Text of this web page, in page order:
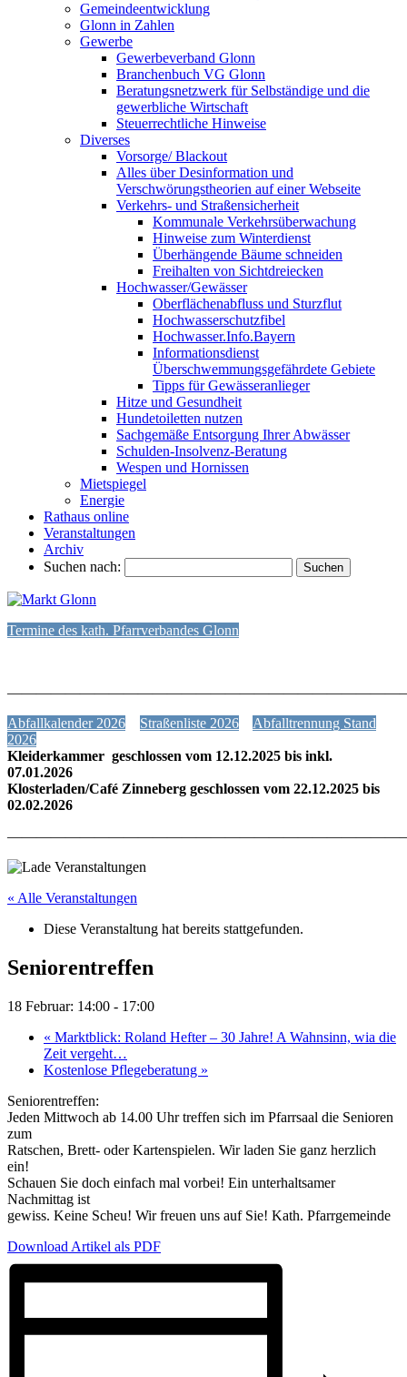
Gemeindeentwicklung
Glonn in Zahlen
Gewerbe
Gewerbeverband Glonn
Branchenbuch VG Glonn
Beratungsnetzwerk für Selbständige und die
gewerbliche Wirtschaft
Steuerrechtliche Hinweise
Diverses
Vorsorge/ Blackout
Alles über Desinformation und
Verschwörungstheorien auf einer Webseite
Verkehrs- und Straßensicherheit
Kommunale Verkehrsüberwachung
Hinweise zum Winterdienst
Überhängende Bäume schneiden
Freihalten von Sichtdreiecken
Hochwasser/Gewässer
Oberflächenabfluss und Sturzflut
Hochwasserschutzfibel
Hochwasser.Info.Bayern
Informationsdienst
Überschwemmungsgefährdete Gebiete
Tipps für Gewässeranlieger
Hitze und Gesundheit
Hundetoiletten nutzen
Sachgemäße Entsorgung Ihrer Abwässer
Schulden-Insolvenz-Beratung
Wespen und Hornissen
Mietspiegel
Energie
Rathaus online
Veranstaltungen
Archiv
Suchen nach:
Termine des kath. Pfarrverbandes Glonn
Abfallkalender 2026
Straßenliste 2026
Abfalltrennung Stand
2026
Kleiderkammer geschlossen vom 12.12.2025 bis inkl.
07.01.2026
Klosterladen/Café Zinneberg geschlossen vom 22.12.2025 bis
02.02.2026
« Alle Veranstaltungen
Diese Veranstaltung hat bereits stattgefunden.
Seniorentreffen
18 Februar: 14:00 - 17:00
« Marktblick: Roland Hefter – 30 Jahre! A Wahnsinn, wia die
Zeit vergeht…
Kostenlose Pflegeberatung »
Seniorentreffen:
Jeden Mittwoch ab 14.00 Uhr treffen sich im Pfarrsaal die Senioren
zum
Ratschen, Brett- oder Kartenspielen. Wir laden Sie ganz herzlich
ein!
Schauen Sie doch einfach mal vorbei! Ein unterhaltsamer
Nachmittag ist
gewiss. Keine Scheu! Wir freuen uns auf Sie! Kath. Pfarrgemeinde
Download Artikel als PDF